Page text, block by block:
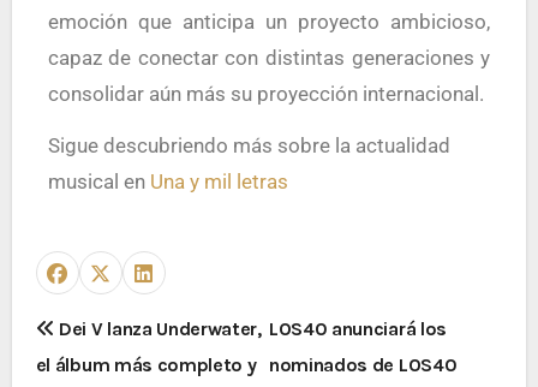
emoción que anticipa un proyecto ambicioso,
capaz de conectar con distintas generaciones y
consolidar aún más su proyección internacional.
Sigue descubriendo más sobre la actualidad
musical en Una y mil letras
Dei V lanza Underwater,
el álbum más completo y
LOS40 anunciará los
nominados de LOS40